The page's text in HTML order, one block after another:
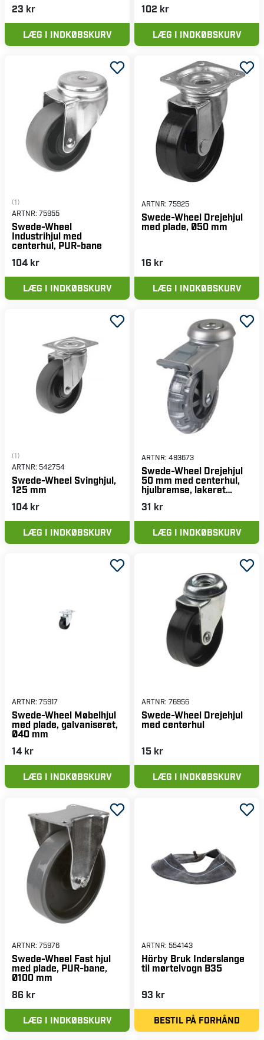
23 kr
LÆG I INDKØBSKURV
102 kr
LÆG I INDKØBSKURV
(1)
ARTNR: 75955
Swede-Wheel
Industrihjul med
centerhul, PUR-bane
104 kr
LÆG I INDKØBSKURV
ARTNR: 75925
Swede-Wheel Drejehjul
med plade, Ø50 mm
16 kr
LÆG I INDKØBSKURV
(1)
ARTNR: 542754
Swede-Wheel Svinghjul,
125 mm
104 kr
LÆG I INDKØBSKURV
ARTNR: 493673
Swede-Wheel Drejehjul
50 mm med centerhul,
hjulbremse, lakeret
gaffel, inline-hjul
31 kr
LÆG I INDKØBSKURV
ARTNR: 75917
Swede-Wheel Møbelhjul
med plade, galvaniseret,
Ø40 mm
14 kr
LÆG I INDKØBSKURV
ARTNR: 76956
Swede-Wheel Drejehjul
med centerhul
15 kr
LÆG I INDKØBSKURV
ARTNR: 75976
Swede-Wheel Fast hjul
med plade, PUR-bane,
Ø100 mm
86 kr
LÆG I INDKØBSKURV
ARTNR: 554143
Hörby Bruk Inderslange
til mørtelvogn B35
93 kr
BESTIL PÅ FORHÅND